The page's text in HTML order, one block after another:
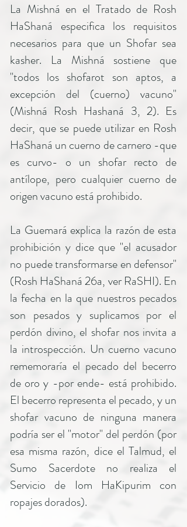
La Mishná en el Tratado de Rosh
HaShaná especifica los requisitos
necesarios para que un Shofar sea
kasher. La Mishná sostiene que
"todos los shofarot son aptos, a
excepción del (cuerno) vacuno"
(Mishná Rosh Hashaná 3, 2). Es
decir, que se puede utilizar en Rosh
HaShaná un cuerno de carnero -que
es curvo- o un shofar recto de
antílope, pero cualquier cuerno de
origen vacuno está prohibido.
La Guemará explica la razón de esta
prohibición y dice que "el acusador
no puede transformarse en defensor"
(Rosh HaShaná 26a, ver RaSHI). En
la fecha en la que nuestros pecados
son pesados y suplicamos por el
perdón divino, el shofar nos invita a
la introspección. Un cuerno vacuno
rememoraría el pecado del becerro
de oro y -por ende- está prohibido.
El becerro representa el pecado, y un
shofar vacuno de ninguna manera
podría ser el "motor" del perdón (por
esa misma razón, dice el Talmud, el
Sumo Sacerdote no realiza el
Servicio de Iom HaKipurim con
ropajes dorados).